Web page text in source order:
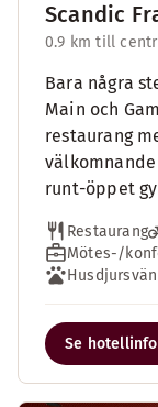
Scandic
0.9 km till
Bara några
Main och
restaurang
runt-öppet
Restaurang
Mötes-/
Se